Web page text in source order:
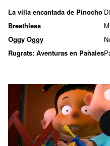
La villa encantada de Pinocho
Breathless
Oggy Oggy
Rugrats: Aventuras en Pañales